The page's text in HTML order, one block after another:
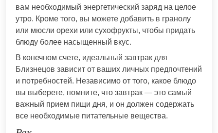
вам необходимый энергетический заряд на целое
утро. Кроме того, вы можете добавить в гранолу
или мюсли орехи или сухофрукты, чтобы придать
блюду более насыщенный вкус.
В конечном счете, идеальный завтрак для
Близнецов зависит от ваших личных предпочтений
и потребностей. Независимо от того, какое блюдо
вы выберете, помните, что завтрак — это самый
важный прием пищи дня, и он должен содержать
все необходимые питательные вещества.